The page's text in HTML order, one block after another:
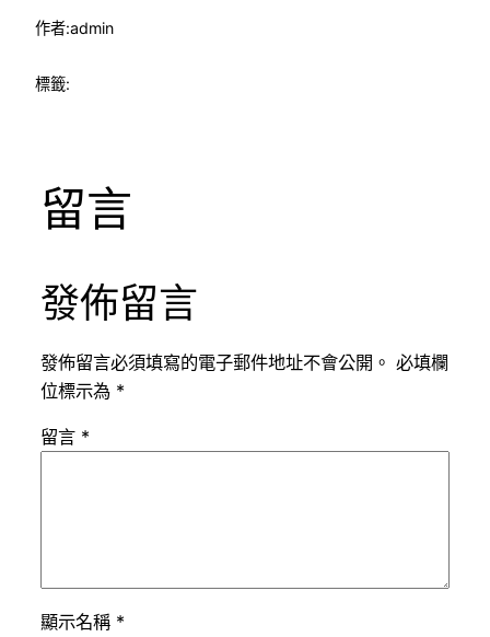
作者:admin
標籤:
留言
發佈留言
發佈留言必須填寫的電子郵件地址不會公開。 必填欄
位標示為 *
留言 *
顯示名稱 *